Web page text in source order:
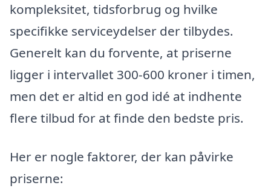
kompleksitet, tidsforbrug og hvilke
specifikke serviceydelser der tilbydes.
Generelt kan du forvente, at priserne
ligger i intervallet 300-600 kroner i timen,
men det er altid en god idé at indhente
flere tilbud for at finde den bedste pris.
Her er nogle faktorer, der kan påvirke
priserne: